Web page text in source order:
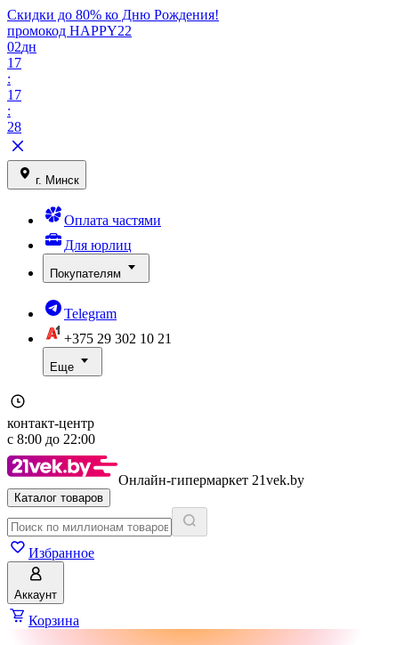
Скидки до 80% ко Дню Рождения!
промокод HAPPY22
02дн
17
:
17
:
28
г. Минск
Оплата частями
Для юрлиц
Покупателям
Telegram
+375 29 302 10 21
Еще
контакт-центр
с 8:00 до 22:00
Онлайн-гипермаркет 21vek.by
Каталог товаров
Избранное
Аккаунт
Корзина